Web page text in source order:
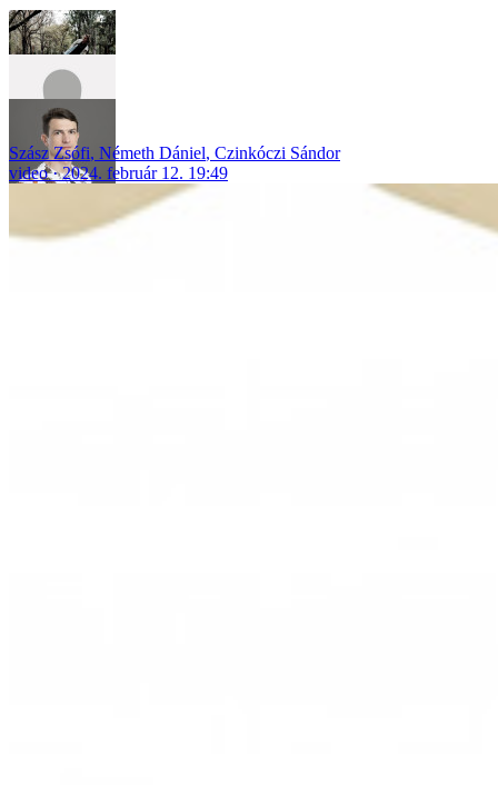
Szász Zsófi, Németh Dániel, Czinkóczi Sándor
video
2024. február 12. 19:49